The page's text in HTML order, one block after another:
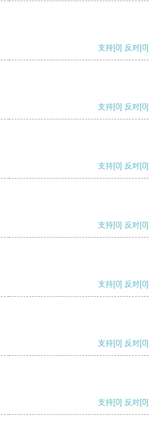
支持[0] 反对[0]
支持[0] 反对[0]
支持[0] 反对[0]
支持[0] 反对[0]
支持[0] 反对[0]
支持[0] 反对[0]
支持[0] 反对[0]